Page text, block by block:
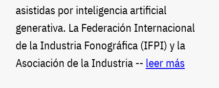
asistidas por inteligencia artificial
generativa. La Federación Internacional
de la Industria Fonográfica (IFPI) y la
Asociación de la Industria -- leer más